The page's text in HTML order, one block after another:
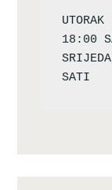
18:00